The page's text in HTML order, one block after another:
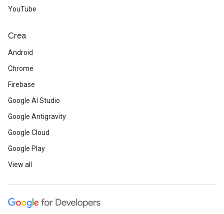
YouTube
Crea
Android
Chrome
Firebase
Google AI Studio
Google Antigravity
Google Cloud
Google Play
View all